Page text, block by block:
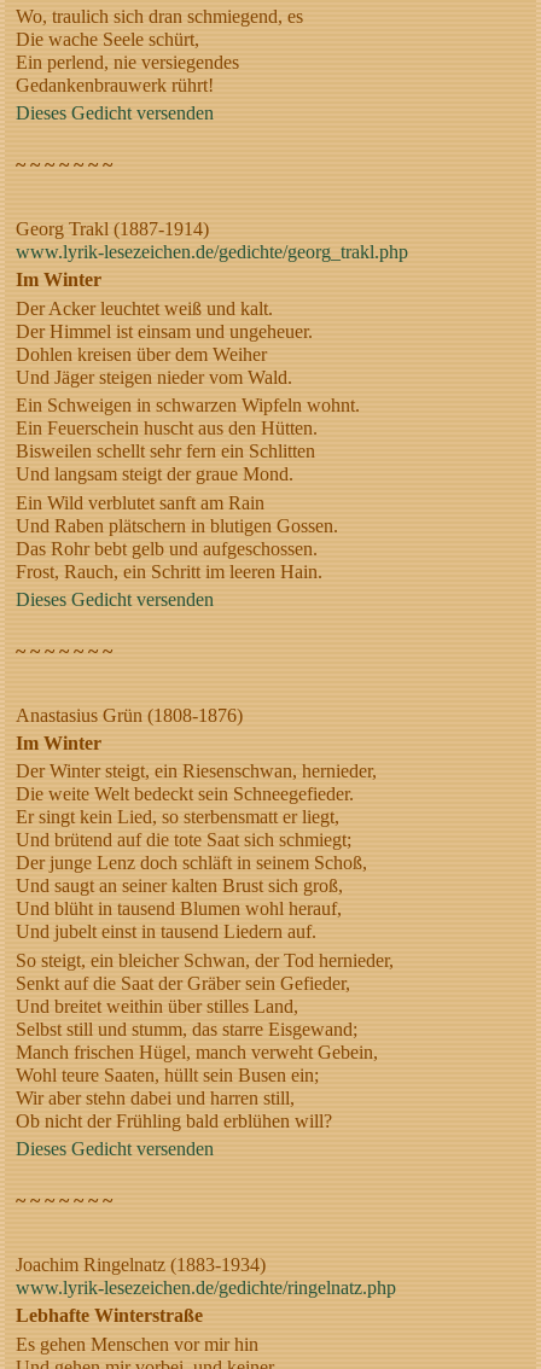
Wo, traulich sich dran schmiegend, es
Die wache Seele schürt,
Ein perlend, nie versiegendes
Gedankenbrauwerk rührt!
Dieses Gedicht versenden
~ ~ ~ ~ ~ ~ ~
Georg Trakl (1887-1914)
www.lyrik-lesezeichen.de/gedichte/georg_trakl.php
Im Winter
Der Acker leuchtet weiß und kalt.
Der Himmel ist einsam und ungeheuer.
Dohlen kreisen über dem Weiher
Und Jäger steigen nieder vom Wald.
Ein Schweigen in schwarzen Wipfeln wohnt.
Ein Feuerschein huscht aus den Hütten.
Bisweilen schellt sehr fern ein Schlitten
Und langsam steigt der graue Mond.
Ein Wild verblutet sanft am Rain
Und Raben plätschern in blutigen Gossen.
Das Rohr bebt gelb und aufgeschossen.
Frost, Rauch, ein Schritt im leeren Hain.
Dieses Gedicht versenden
~ ~ ~ ~ ~ ~ ~
Anastasius Grün (1808-1876)
Im Winter
Der Winter steigt, ein Riesenschwan, hernieder,
Die weite Welt bedeckt sein Schneegefieder.
Er singt kein Lied, so sterbensmatt er liegt,
Und brütend auf die tote Saat sich schmiegt;
Der junge Lenz doch schläft in seinem Schoß,
Und saugt an seiner kalten Brust sich groß,
Und blüht in tausend Blumen wohl herauf,
Und jubelt einst in tausend Liedern auf.
So steigt, ein bleicher Schwan, der Tod hernieder,
Senkt auf die Saat der Gräber sein Gefieder,
Und breitet weithin über stilles Land,
Selbst still und stumm, das starre Eisgewand;
Manch frischen Hügel, manch verweht Gebein,
Wohl teure Saaten, hüllt sein Busen ein;
Wir aber stehn dabei und harren still,
Ob nicht der Frühling bald erblühen will?
Dieses Gedicht versenden
~ ~ ~ ~ ~ ~ ~
Joachim Ringelnatz (1883-1934)
www.lyrik-lesezeichen.de/gedichte/ringelnatz.php
Lebhafte Winterstraße
Es gehen Menschen vor mir hin